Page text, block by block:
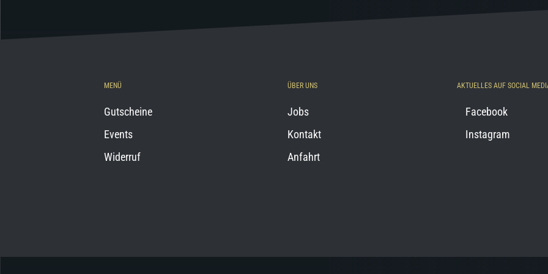
MENÜ
Gutscheine
Events
Widerruf
ÜBER UNS
Jobs
Kontakt
Anfahrt
AKTUELLES AUF SOCIAL
Facebook
Instagram